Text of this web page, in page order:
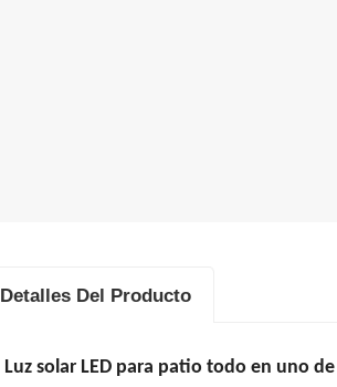
Detalles Del Producto
Luz solar LED para patio todo en uno